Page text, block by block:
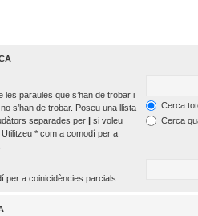
les paraules que s’han de trobar i
s’han de trobar. Poseu una llista
separades per | si voleu
* com a comodí per a
Cerca
Cerca
per a coinicidències parcials.